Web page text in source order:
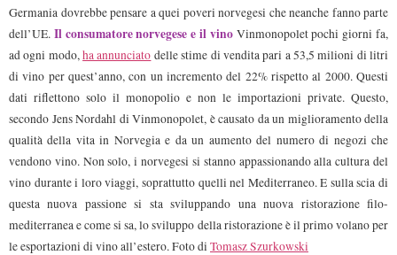
Germania dovrebbe pensare a quei poveri norvegesi che neanche fanno parte
dell’UE. Il consumatore norvegese e il vinoVinmonopolet pochi giorni fa,
ad ogni modo,ha annunciato delle stime di vendita pari a 53,5 milioni di litri
di vino per quest’anno, con un incremento del 22% rispetto al 2000. Questi
dati riflettono solo il monopolio e non le importazioni private. Questo,
secondo Jens Nordahl di Vinmonopolet, è causato da un miglioramento della
qualità della vita in Norvegia e da un aumento del numero di negozi che
vendono vino. Non solo, i norvegesi si stanno appassionando alla cultura del
vino durante i loro viaggi, soprattutto quelli nel Mediterraneo. E sulla scia di
questa nuova passione si sta sviluppando una nuova ristorazione filo-
mediterranea e come si sa, lo sviluppo della ristorazione è il primo volano per
le esportazioni di vino all’estero. Foto di Tomasz Szurkowski